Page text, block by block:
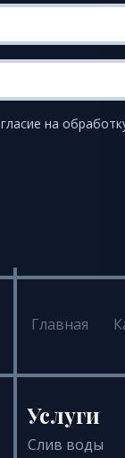
на
Главная
Услуги
Слив воды